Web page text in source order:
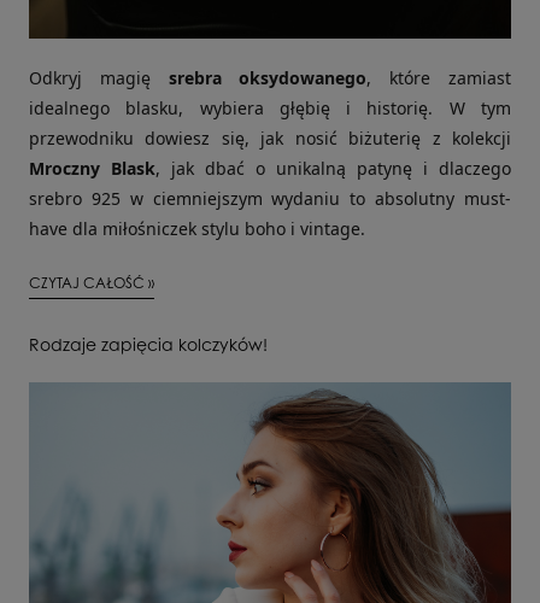
Odkryj magię srebra oksydowanego, które zamiast
idealnego blasku, wybiera głębię i historię. W tym
przewodniku dowiesz się, jak nosić biżuterię z kolekcji
Mroczny Blask, jak dbać o unikalną patynę i dlaczego
srebro 925 w ciemniejszym wydaniu to absolutny must-
have dla miłośniczek stylu boho i vintage.
CZYTAJ CAŁOŚĆ »
Rodzaje zapięcia kolczyków!